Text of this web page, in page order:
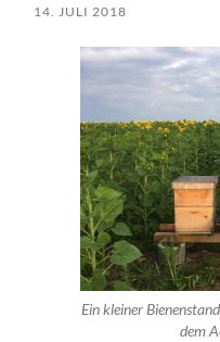
14. JULI 2018
Ein kleiner
dem